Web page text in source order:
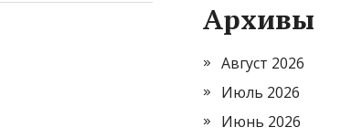
Архивы
Август 2026
Июль 2026
Июнь 2026